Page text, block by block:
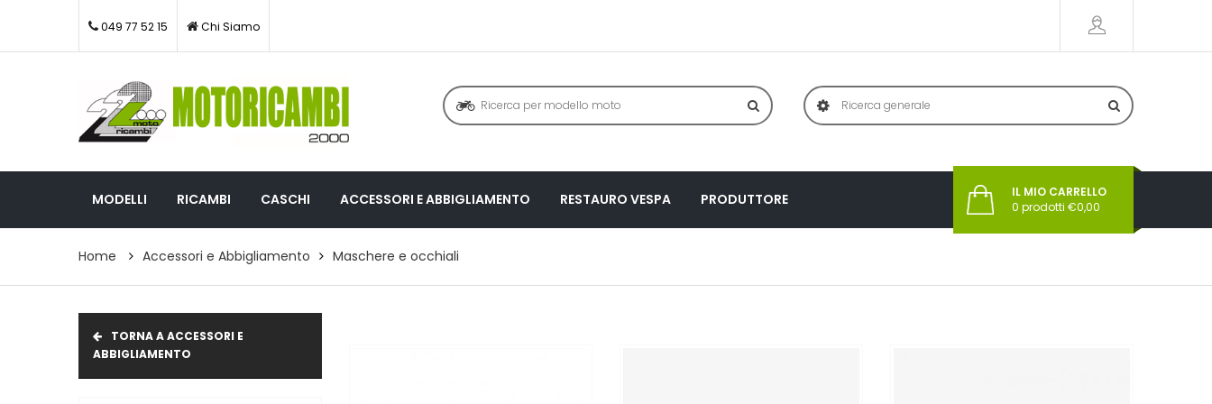
049 77 52 15 Chi Siamo
MODELLI RICAMBI CASCHI ACCESSORI E ABBIGLIAMENTO RESTAURO VESPA PRODUTTORE
IL MIO CARRELLO
0 prodotti €0,00
Home Accessori e Abbigliamento Maschere e occhiali
TORNA A ACCESSORI E
ABBIGLIAMENTO